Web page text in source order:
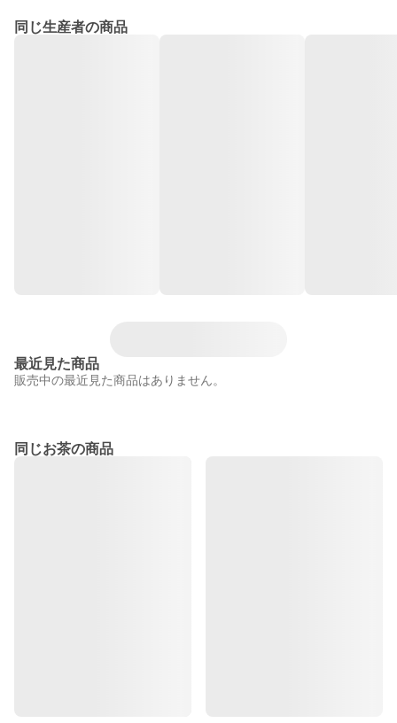
同じ生産者の商品
最近見た商品
販売中の最近見た商品はありません。
同じお茶の商品